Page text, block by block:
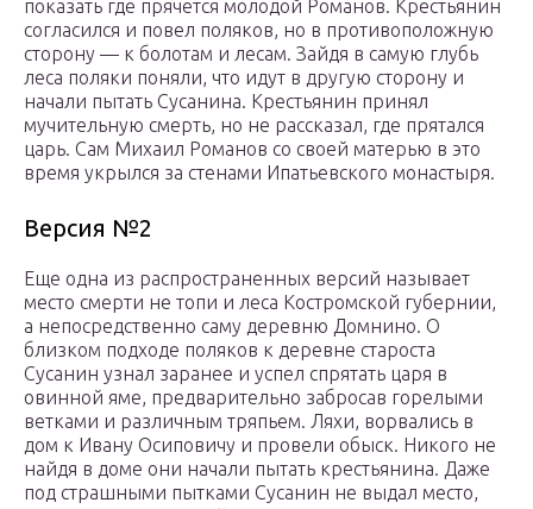
показать где прячется молодой Романов. Крестьянин
согласился и повел поляков, но в противоположную
сторону — к болотам и лесам. Зайдя в самую глубь
леса поляки поняли, что идут в другую сторону и
начали пытать Сусанина. Крестьянин принял
мучительную смерть, но не рассказал, где прятался
царь. Сам Михаил Романов со своей матерью в это
время укрылся за стенами Ипатьевского монастыря.
Версия №2
Еще одна из распространенных версий называет
место смерти не топи и леса Костромской губернии,
а непосредственно саму деревню Домнино. О
близком подходе поляков к деревне староста
Сусанин узнал заранее и успел спрятать царя в
овинной яме, предварительно забросав горелыми
ветками и различным тряпьем. Ляхи, ворвались в
дом к Ивану Осиповичу и провели обыск. Никого не
найдя в доме они начали пытать крестьянина. Даже
под страшными пытками Сусанин не выдал место,